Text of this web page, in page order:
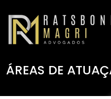
O
ÁREAS DE